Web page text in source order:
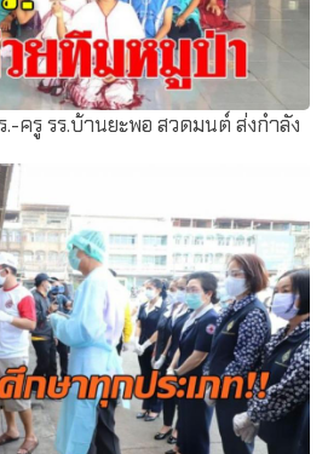
ครู รร.บ้านยะพอ สวดมนต์ ส่งกำลัง